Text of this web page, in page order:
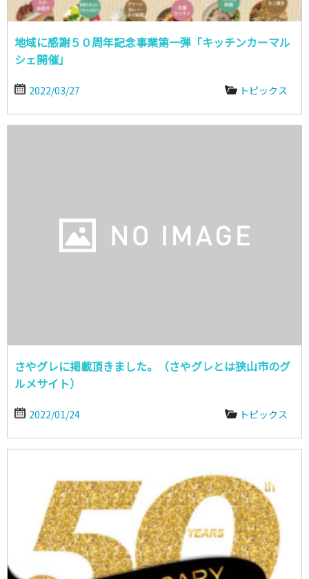
地域に感謝５０周年記念事業第一弾「キッチンカーマル
シェ開催」
2022/03/27 トピックス
さやグレに掲載頂きました。（さやグレとは狭山市のグ
ルメサイト）
2022/01/24 トピックス